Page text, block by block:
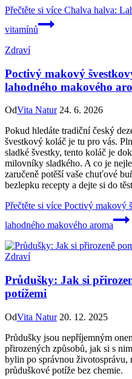
Přečtěte si více Chalva halva:
vitamínů
Zdraví
Poctivý makový
lahodného makového
OdVita Natur 24. 6. 2026
Pokud hledáte tradiční český
švestkový koláč je tu pro vás.
sladké švestky, tento koláč je
milovníky sladkého. A co je
zaručeně potěší vaše chuťové
bezlepku recepty a dejte si do
Přečtěte si více Poctivý makový
lahodného makového aroma
Zdraví
Průdušky: Jak si
potížemi
OdVita Natur 20. 12. 2025
Průdušky jsou nepříjemným
přirozených způsobů, jak si s
bylin po správnou životosprávu,
průduškové potíže bez chemie.